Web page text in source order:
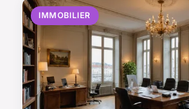
IMMOBILIER